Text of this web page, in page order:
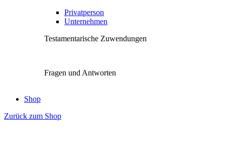
Privatperson
Unternehmen
Testamentarische Zuwendungen
Fragen und Antworten
Shop
Zurück zum Shop